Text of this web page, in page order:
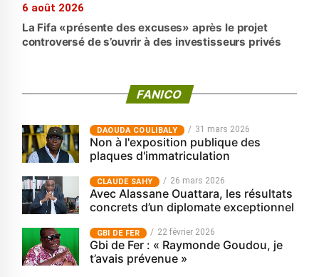
6 août 2026
La Fifa «présente des excuses» après le projet
controversé de s’ouvrir à des investisseurs privés
FANICO
‎DAOUDA COULIBALY 31 mars 2026
Non à l'exposition publique des
plaques d'immatriculation
CLAUDE SAHY 26 mars 2026
Avec Alassane Ouattara, les résultats
concrets d’un diplomate exceptionnel
GBI DE FER 22 février 2026
Gbi de Fer : « Raymonde Goudou, je
t’avais prévenue »